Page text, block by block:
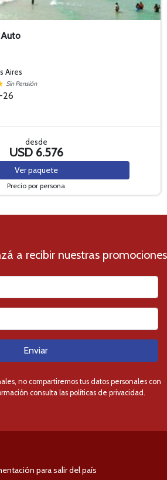
Aires
Sin Pensión
26
desde
USD 6.576
Verpaquete
Precio por persona
a recibir nuestras promociones
Enviar
no compartiremos tus datos personales con
consulta las políticas de privacidad.
para salir del país